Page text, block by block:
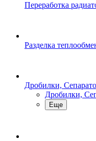
Переработка
Разделка
Дробилки,
Дробилки,
Еще